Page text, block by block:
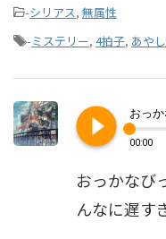
-シリアス, 無属性
-ミステリー, 4拍子, あや
play_circle_filled おっ
00:00
おっかなび
んなに遅す